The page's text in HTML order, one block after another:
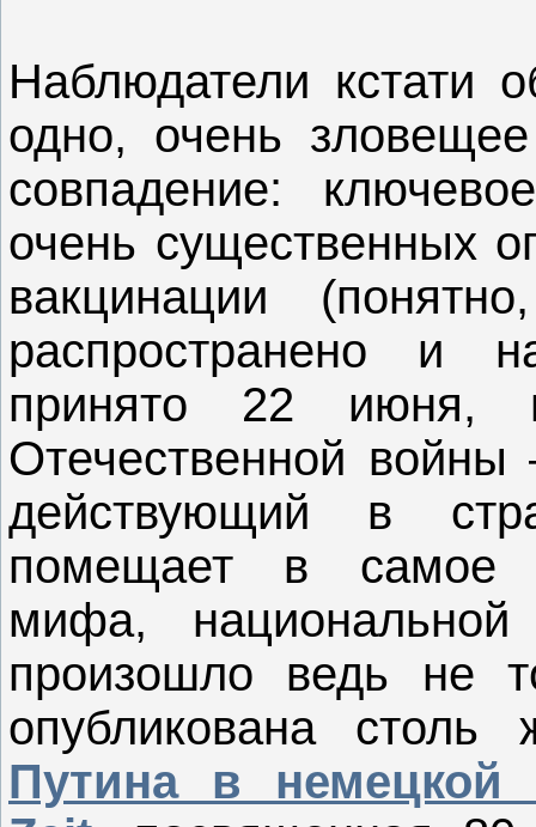
Наблюдатели кстати
одно, очень
совпадение:
очень существенных
вакцинации
распространено и
принято 22 июня,
Отечественной
действующий в
помещает в самое
мифа,
произошло ведь не
опубликована
Путина в немецкой